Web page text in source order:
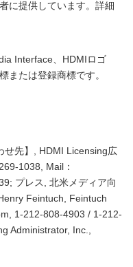
に提供しています。詳細
Interface、HDMIロゴ
または登録商標です。
せ先】, HDMI Licensing広
1038, Mail：
プレス, 北米メディア向
Feintuch, Feintuch
1-212-808-4903 / 1-212-
Administrator, Inc.,